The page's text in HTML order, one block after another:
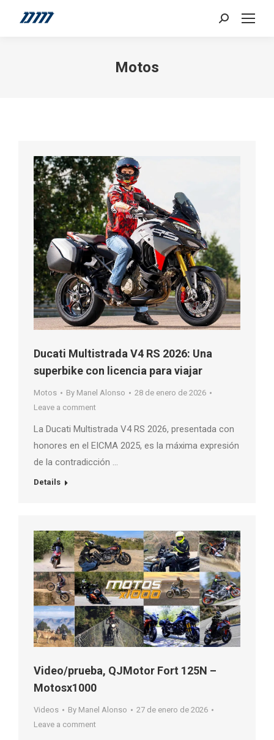
Search:
Motos
Ducati Multistrada V4 RS 2026: Una
superbike con licencia para viajar
Motos By Manel Alonso
28 de enero de 2026
Leave a comment
La Ducati Multistrada V4 RS 2026, presentada con
honores en el EICMA 2025, es la máxima expresión
de la contradicción …
Details
Video/prueba, QJMotor Fort 125N –
Motosx1000
Videos By Manel Alonso
27 de enero de 2026
Leave a comment